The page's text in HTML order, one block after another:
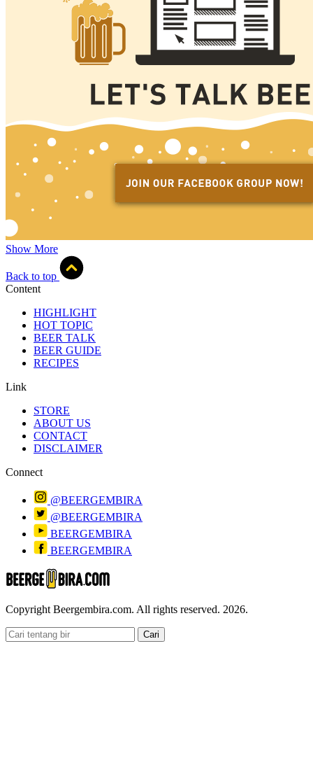
Show More
Back to top
Content
HIGHLIGHT
HOT TOPIC
BEER TALK
BEER GUIDE
RECIPES
Link
STORE
ABOUT US
CONTACT
DISCLAIMER
Connect
@BEERGEMBIRA
@BEERGEMBIRA
BEERGEMBIRA
BEERGEMBIRA
Copyright Beergembira.com. All rights reserved. 2026.